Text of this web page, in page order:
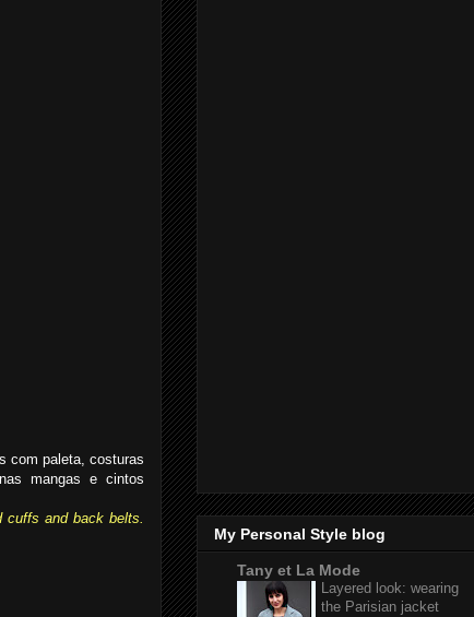
com paleta, costuras
mangas e cintos
cuffs and back belts.
My Personal Style blog
Tany et La Mode
Layered look: wearing
the Parisian jacket